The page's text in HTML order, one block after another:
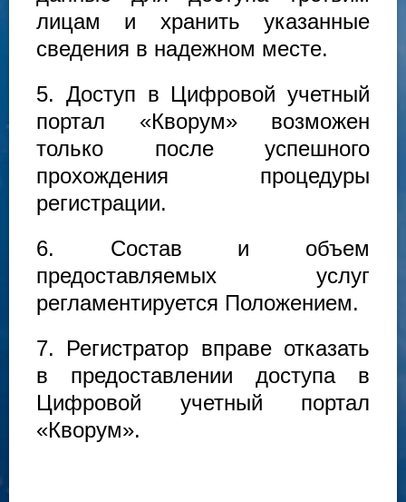
лицам и хранить указанные
сведения в надежном месте.
5. Доступ в Цифровой учетный
портал «Кворум» возможен
только после успешного
прохождения процедуры
регистрации.
6. Состав и объем
предоставляемых услуг
регламентируется Положением.
7. Регистратор вправе отказать
в предоставлении доступа в
Цифровой учетный портал
«Кворум».